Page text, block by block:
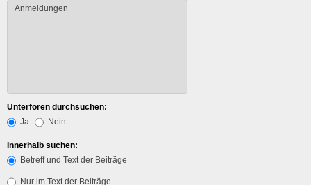
Unterforen durchsuchen:
Ja
Nein
Innerhalb suchen:
Betreff und Text der Beiträge
Nur im Text der Beiträge